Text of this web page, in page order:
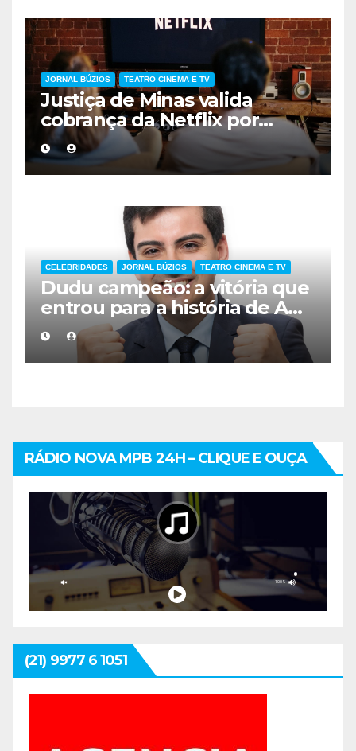
JORNAL BÚZIOS TEATRO CINEMA E TV
Justiça de Minas valida
cobrança da Netflix por
compartilhamento de
senhas fora da residência
CELEBRIDADES JORNAL BÚZIOS TEATRO CINEMA E TV
Dudu campeão: a vitória que
entrou para a história de A
Fazenda
RÁDIO NOVA MPB 24H – CLIQUE E OUÇA
(21) 9977 6 1051